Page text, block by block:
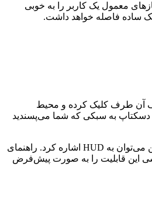
معمول یک کاربر را به خوبی
ساده فاصله خواهد داشت.
آن طرف کلیک کرده و محیط
دسکتاپ به سبکی که شما می‌پسندید
دسکتاپ یونیتی اوبونتو شاید غیرمعمول به نظر بیاید؛ ولی بهتر است بدانید که با ویژگی‌های به درد بخوری ارائه شده که شاید هیچ‌گاه به خودی خود پیدایشان نکنید. در این بین می‌توان به HUD اشاره کرد. راهنمای
این قابلیت را به صورت پیش‌فرض